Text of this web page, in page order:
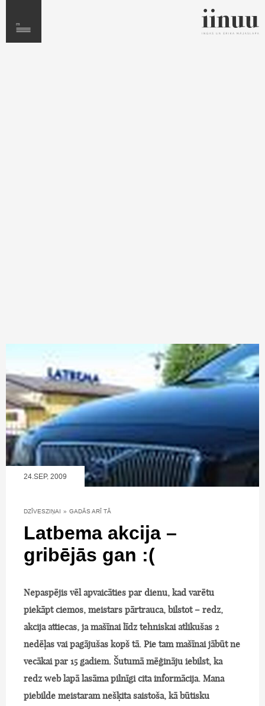
24.SEP, 2009
DZĪVESZIŅAI » GADĀS ARĪ TĀ
Latbema akcija –
gribējās gan :(
Nepaspējis vēl apvaicāties par dienu, kad varētu
piekāpt ciemos, meistars pārtrauca, bilstot – redz,
akcija attiecas, ja mašīnai līdz tehniskai atlikušas 2
nedēļas vai pagājušas kopš tā. Pie tam mašīnai jābūt ne
vecākai par 15 gadiem. Šutumā mēģināju iebilst, ka
redz web lapā lasāma pilnīgi cita informācija. Mana
piebilde meistaram nešķita saistoša, kā būtisku